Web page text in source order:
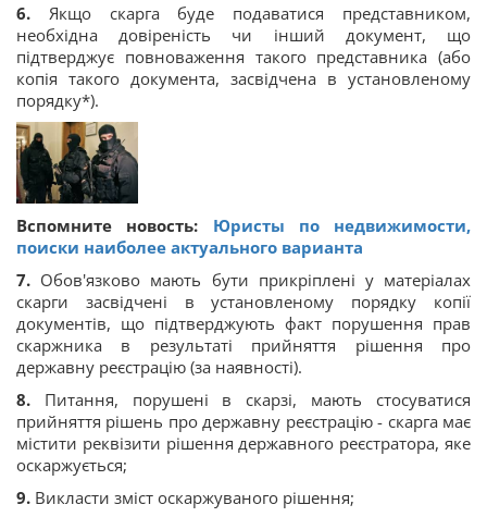
6. Якщо скарга буде подаватися представником,
необхідна довіреність чи інший документ, що
підтверджує повноваження такого представника (або
копія такого документа, засвідчена в установленому
порядку*).
Вспомните новость: Юристы по недвижимости,
поиски наиболее актуального варианта
7. Обов'язково мають бути прикріплені у матеріалах
скарги засвідчені в установленому порядку копії
документів, що підтверджують факт порушення прав
скаржника в результаті прийняття рішення про
державну реєстрацію (за наявності).
8. Питання, порушені в скарзі, мають стосуватися
прийняття рішень про державну реєстрацію - скарга має
містити реквізити рішення державного реєстратора, яке
оскаржується;
9. Викласти зміст оскаржуваного рішення;